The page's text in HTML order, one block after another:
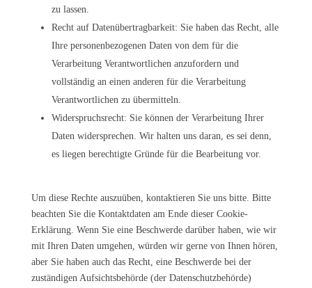
zu lassen.
Recht auf Datenübertragbarkeit: Sie haben das Recht, alle
Ihre personenbezogenen Daten von dem für die
Verarbeitung Verantwortlichen anzufordern und
vollständig an einen anderen für die Verarbeitung
Verantwortlichen zu übermitteln.
Widerspruchsrecht: Sie können der Verarbeitung Ihrer
Daten widersprechen. Wir halten uns daran, es sei denn,
es liegen berechtigte Gründe für die Bearbeitung vor.
Um diese Rechte auszuüben, kontaktieren Sie uns bitte. Bitte
beachten Sie die Kontaktdaten am Ende dieser Cookie-
Erklärung. Wenn Sie eine Beschwerde darüber haben, wie wir
mit Ihren Daten umgehen, würden wir gerne von Ihnen hören,
aber Sie haben auch das Recht, eine Beschwerde bei der
zuständigen Aufsichtsbehörde (der Datenschutzbehörde)